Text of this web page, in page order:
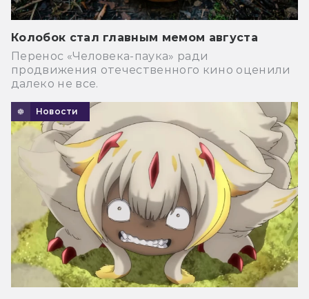
Колобок стал главным мемом августа
Перенос «Человека-паука» ради
продвижения отечественного кино оценили
далеко не все.
Новости